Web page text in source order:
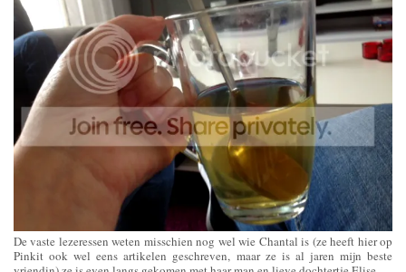
De vaste lezeressen weten misschien nog wel wie Chantal is (ze heeft hier op
Pinkit ook wel eens artikelen geschreven, maar ze is al jaren mijn beste